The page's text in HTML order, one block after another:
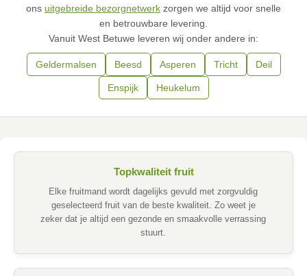
ons uitgebreide bezorgnetwerk zorgen we altijd voor snelle
en betrouwbare levering.
Vanuit West Betuwe leveren wij onder andere in:
Geldermalsen Beesd Asperen Tricht Deil
Enspijk Heukelum
Topkwaliteit fruit
Elke fruitmand wordt dagelijks gevuld met zorgvuldig
geselecteerd fruit van de beste kwaliteit. Zo weet je
zeker dat je altijd een gezonde en smaakvolle verrassing
stuurt.